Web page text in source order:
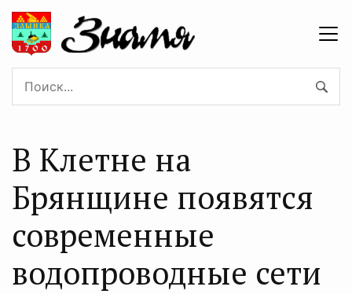
В Клетне на
Брянщине появятся
современные
водопроводные сети